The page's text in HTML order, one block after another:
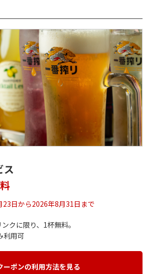
ス
23日から2026年8月31日まで
クに限り、1杯無料。
利用可
ーポンの利用方法を見る